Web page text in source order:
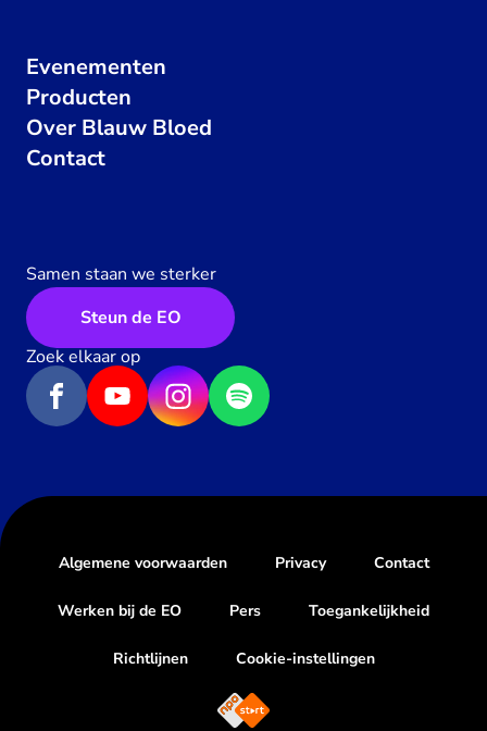
Evenementen
Producten
Over Blauw Bloed
Contact
Samen staan we sterker
Steun de EO
Zoek elkaar op
Algemene voorwaarden Privacy Contact
Werken bij de EO Pers Toegankelijkheid
Richtlijnen Cookie-instellingen